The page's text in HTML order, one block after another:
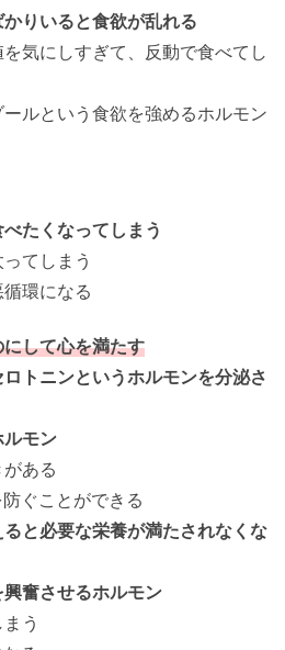
りいると食欲が乱れる
にしすぎて、反動で食べてし
という食欲を強めるホルモン
たくなってしまう
てしまう
環になる
して心を満たす
トニンというホルモンを分泌さ
モン
ある
とができる
と必要な栄養が満たされなくな
奮させるホルモン
う